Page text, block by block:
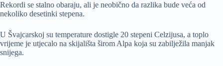
Rekordi se stalno obaraju, ali je neobično da razlika bude veća od
nekoliko desetinki stepena.
U Švajcarskoj su temperature dostigle 20 stepeni Celzijusa, a toplo
vrijeme je utjecalo na skijališta širom Alpa koja su zabilježila manjak
snijega.